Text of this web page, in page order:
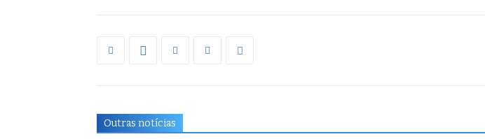
Outras notícias